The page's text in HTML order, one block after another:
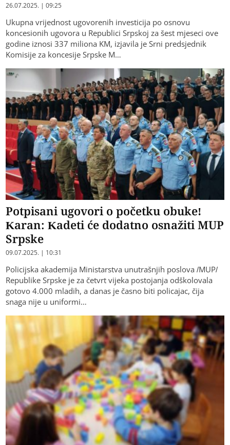
26.07.2025. | 09:25
Ukupna vrijednost ugovorenih investicija po osnovu
koncesionih ugovora u Republici Srpskoj za šest mjeseci ove
godine iznosi 337 miliona KM, izjavila je Srni predsjednik
Komisije za koncesije Srpske M…
Potpisani ugovori o početku obuke!
Karan: Kadeti će dodatno osnažiti MUP
Srpske
09.07.2025. | 10:31
Policijska akademija Ministarstva unutrašnjih poslova /MUP/
Republike Srpske je za četvrt vijeka postojanja odškolovala
gotovo 4.000 mladih, a danas je časno biti policajac, čija
snaga nije u uniformi…